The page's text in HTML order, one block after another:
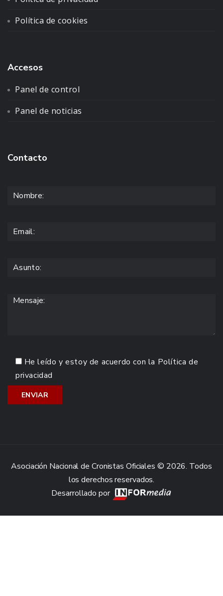
Política de cookies
Accesos
Panel de control
Panel de noticias
Contacto
He leído y estoy de acuerdo con la Política de
privacidad
Asociación Nacional de Cronistas Oficiales © 2026. Todos
los derechos reservados.
Desarrollado por